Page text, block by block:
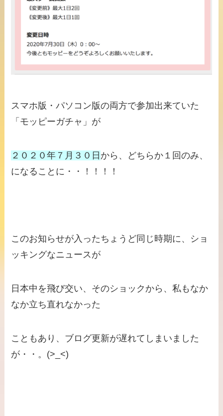
スマホ版・パソコン版の両方で参加出来ていた
「モッピーガチャ」が
２０２０年７月３０日 から、どちらか１回のみ、
になることに・・！！！！
このお知らせが入ったちょうど同じ時期に、ショ
ッキングなニュースが
日本中を飛び交い、そのショックから、私もなか
なか立ち直れなかった
こともあり、ブログ更新が遅れてしまいました
が・・。(>_<)